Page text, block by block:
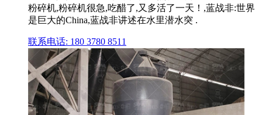
粉碎机,粉碎机很急,吃醋了,又多活了一天！,蓝战非:世界
是巨大的China,蓝战非讲述在水里潜水突 .
联系电话: 180 3780 8511